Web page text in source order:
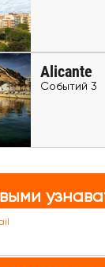
Alicante
Событий 3